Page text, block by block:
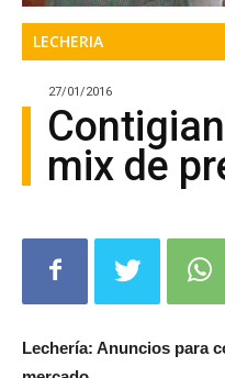
LECHERIA
27/01/2016
mix de
mercado